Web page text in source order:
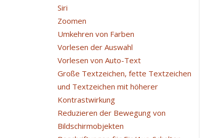
Siri
Zoomen
Umkehren von Farben
Vorlesen der Auswahl
Vorlesen von Auto-Text
Große Textzeichen, fette Textzeichen
und Textzeichen mit höherer
Kontrastwirkung
Reduzieren der Bewegung von
Bildschirmobjekten